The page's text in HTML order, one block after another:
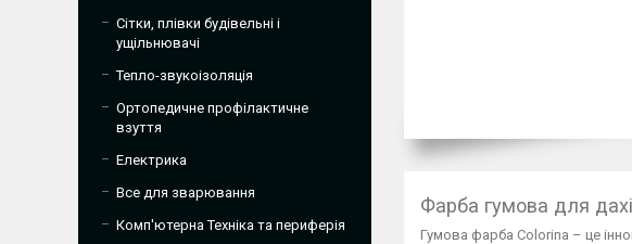
Фарба гумова для
Гумова фарба Colorina – це
Сітки, плівки будівельні і
ущільнювачі
Тепло-звукоізоляція
Ортопедичне профілактичне
взуття
Електрика
Все для зварювання
Комп'ютерна Техніка та периферія